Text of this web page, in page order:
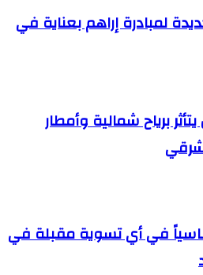
لمبادرة إراهم بعناية في
برياح شمالية وأمطار
في أي تسوية مقبلة في